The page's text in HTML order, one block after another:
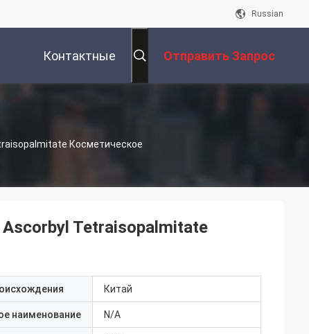
Russian
Контактные Отправить Запрос
Косметическое
Tetraisopalmitate
Китай
наименование N/A